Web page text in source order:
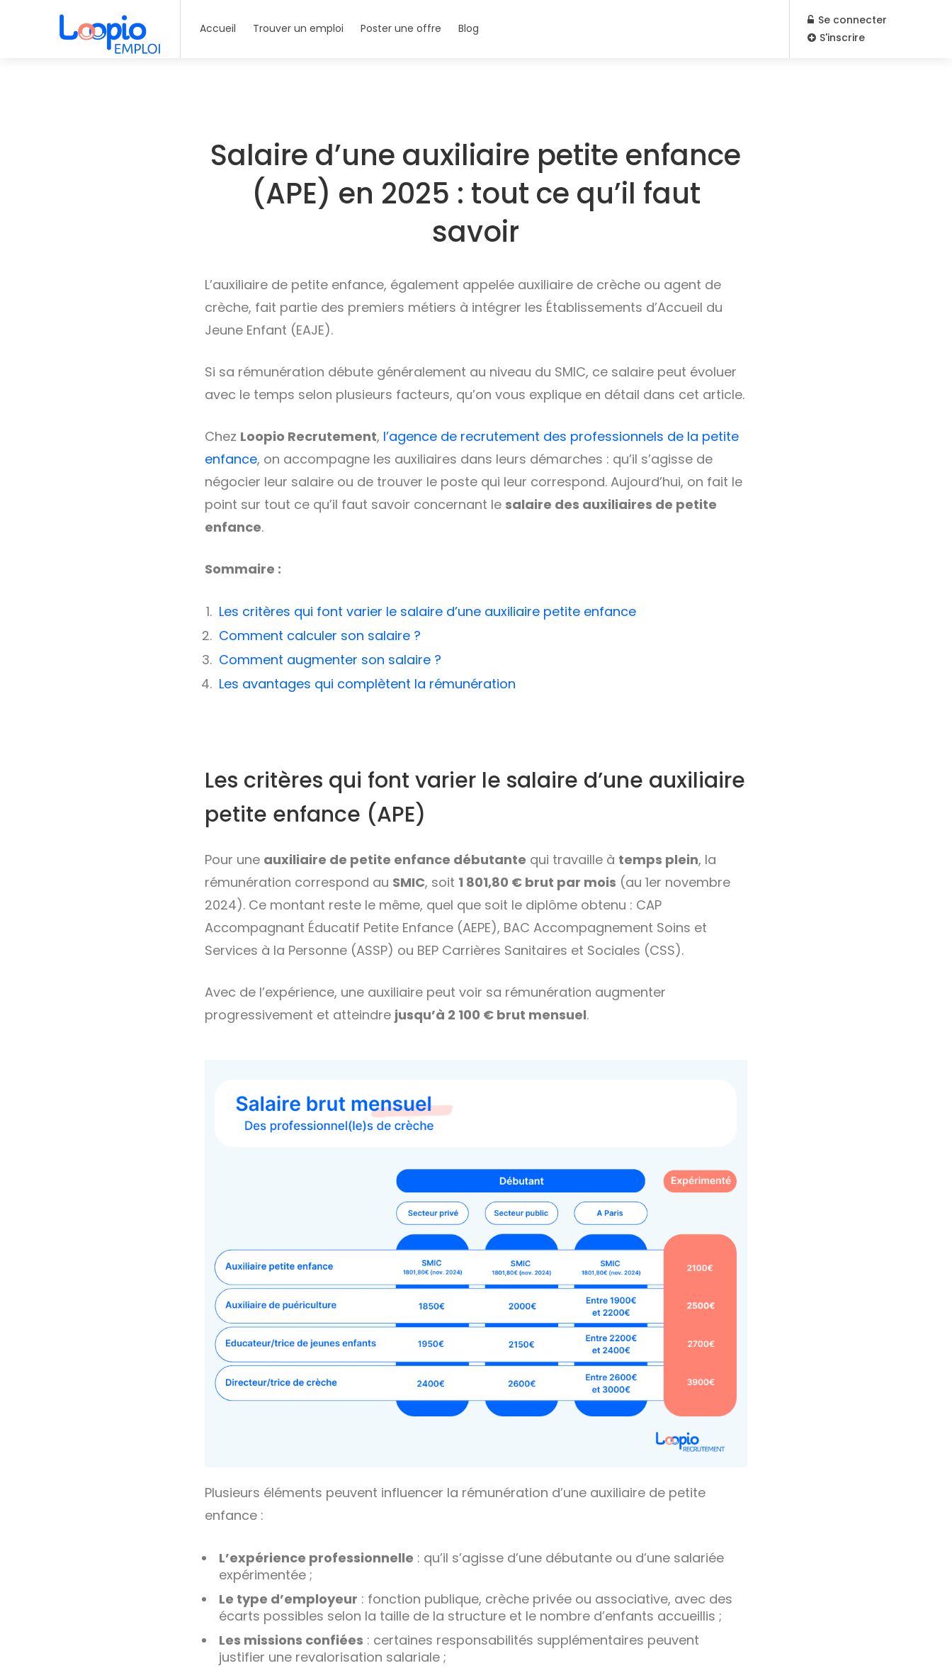
Accueil Trouver un emploi Poster une offre Blog
Se connecter
S'inscrire
Salaire d’une auxiliaire petite enfance
(APE) en 2025 : tout ce qu’il faut
savoir
L’auxiliaire de petite enfance, également appelée auxiliaire de crèche ou agent de
crèche, fait partie des premiers métiers à intégrer les Établissements d’Accueil du
Jeune Enfant (EAJE).
Si sa rémunération débute généralement au niveau du SMIC, ce salaire peut évoluer
avec le temps selon plusieurs facteurs, qu’on vous explique en détail dans cet article.
Chez Loopio Recrutement, l’agence de recrutement des professionnels de la petite
enfance, on accompagne les auxiliaires dans leurs démarches : qu’il s’agisse de
négocier leur salaire ou de trouver le poste qui leur correspond. Aujourd’hui, on fait le
point sur tout ce qu’il faut savoir concernant le salaire des auxiliaires de petite
enfance.
Sommaire :
Les critères qui font varier le salaire d’une auxiliaire petite enfance
Comment calculer son salaire ?
Comment augmenter son salaire ?
Les avantages qui complètent la rémunération
Les critères qui font varier le salaire d’une auxiliaire
petite enfance (APE)
Pour une auxiliaire de petite enfance débutante qui travaille à temps plein, la
rémunération correspond au SMIC, soit 1 801,80 € brut par mois (au 1er novembre
2024). Ce montant reste le même, quel que soit le diplôme obtenu : CAP
Accompagnant Éducatif Petite Enfance (AEPE), BAC Accompagnement Soins et
Services à la Personne (ASSP) ou BEP Carrières Sanitaires et Sociales (CSS).
Avec de l’expérience, une auxiliaire peut voir sa rémunération augmenter
progressivement et atteindre jusqu’à 2 100 € brut mensuel.
Plusieurs éléments peuvent influencer la rémunération d’une auxiliaire de petite
enfance :
L’expérience professionnelle : qu’il s’agisse d’une débutante ou d’une salariée
expérimentée ;
Le type d’employeur : fonction publique, crèche privée ou associative, avec des
écarts possibles selon la taille de la structure et le nombre d’enfants accueillis ;
Les missions confiées : certaines responsabilités supplémentaires peuvent
justifier une revalorisation salariale ;